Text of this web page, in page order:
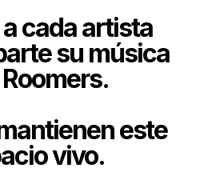
cada artista
su música
este
vivo.